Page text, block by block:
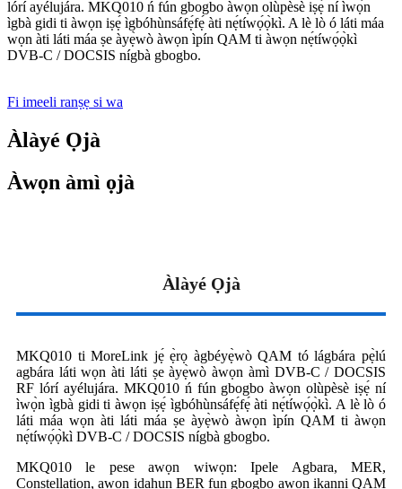
lórí ayélujára. MKQ010 ń fún gbogbo àwọn olùpèsè iṣẹ́ ní ìwọ̀n
ìgbà gidi ti àwọn iṣẹ́ ìgbóhùnsáfẹ́fẹ́ àti nẹ́tíwọ́ọ̀kì. A lè lò ó láti máa
wọn àti láti máa ṣe àyẹ̀wò àwọn ìpín QAM ti àwọn nẹ́tíwọ́ọ̀kì
DVB-C / DOCSIS nígbà gbogbo.
Fi imeeli ranṣẹ si wa
Àlàyé Ọjà
Àwọn àmì ọjà
Àlàyé Ọjà
MKQ010 ti MoreLink jẹ́ ẹ̀rọ àgbéyẹ̀wò QAM tó lágbára pẹ̀lú
agbára láti wọn àti láti ṣe àyẹ̀wò àwọn àmì DVB-C / DOCSIS
RF lórí ayélujára. MKQ010 ń fún gbogbo àwọn olùpèsè iṣẹ́ ní
ìwọ̀n ìgbà gidi ti àwọn iṣẹ́ ìgbóhùnsáfẹ́fẹ́ àti nẹ́tíwọ́ọ̀kì. A lè lò ó
láti máa wọn àti láti máa ṣe àyẹ̀wò àwọn ìpín QAM ti àwọn
nẹ́tíwọ́ọ̀kì DVB-C / DOCSIS nígbà gbogbo.
MKQ010 le pese awọn wiwọn: Ipele Agbara, MER,
Constellation, awọn idahun BER fun gbogbo awọn ikanni QAM